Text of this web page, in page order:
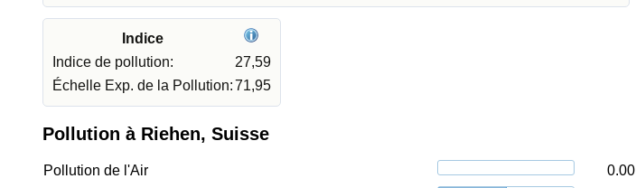
Indice
Indice de pollution:
27,59
Échelle Exp. de la Pollution:71,95
Pollution à Riehen, Suisse
Pollution de l'Air 0.00